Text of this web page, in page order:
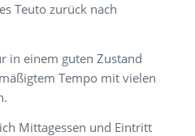
Teuto zurück nach
in einem guten Zustand
Tempo mit vielen
Mittagessen und Eintritt